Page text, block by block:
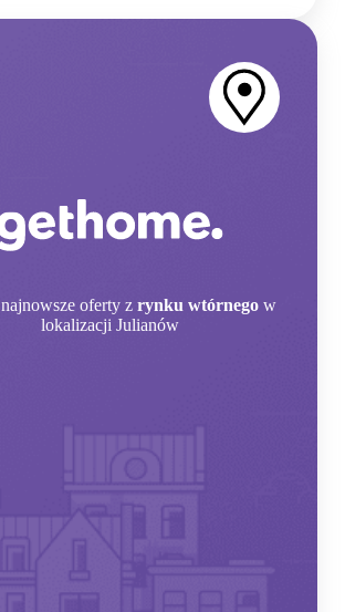
najnowsze oferty z rynku wtórnego w
lokalizacji Julianów